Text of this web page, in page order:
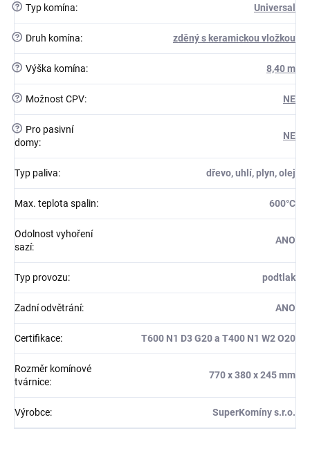
? Typ komína: Universal
? Druh komína: zděný s keramickou vložkou
? Výška komína: 8,40 m
? Možnost CPV: NE
?
Pro pasivní
domy:
NE
Typ paliva: dřevo, uhlí, plyn, olej
Max. teplota spalin: 600°C
Odolnost vyhoření
sazí:
ANO
Typ provozu: podtlak
Zadní odvětrání: ANO
Certifikace: T600 N1 D3 G20 a T400 N1 W2 O20
Rozměr komínové
tvárnice:
770 x 380 x 245 mm
Výrobce: SuperKomíny s.r.o.